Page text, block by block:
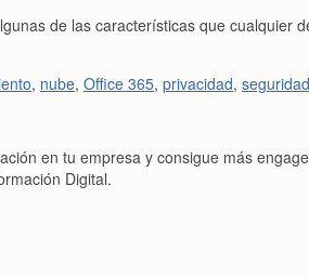
de las características que
, nube, Office 365, privacidad, seguridad
en tu empresa y consigue más
Digital.